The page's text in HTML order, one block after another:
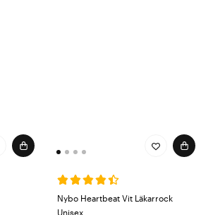
Nybo Heartbeat Vit Läkarrock
Unisex